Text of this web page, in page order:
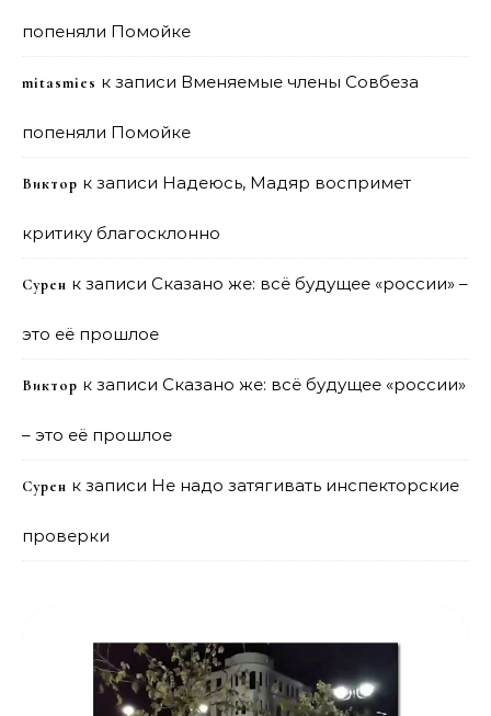
попеняли Помойке
mitasmies к записи Вменяемые члены Совбеза
попеняли Помойке
Виктор к записи Надеюсь, Мадяр воспримет
критику благосклонно
Сурен к записи Сказано же: всё будущее «россии» –
это её прошлое
Виктор к записи Сказано же: всё будущее «россии»
– это её прошлое
Сурен к записи Не надо затягивать инспекторские
проверки